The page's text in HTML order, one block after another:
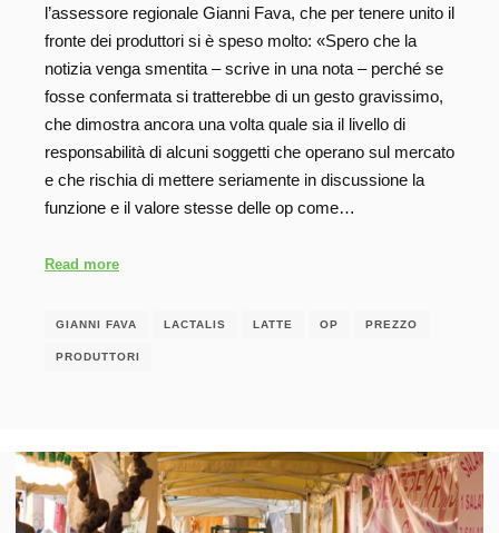
l’assessore regionale Gianni Fava, che per tenere unito il
fronte dei produttori si è speso molto: «Spero che la
notizia venga smentita – scrive in una nota – perché se
fosse confermata si tratterebbe di un gesto gravissimo,
che dimostra ancora una volta quale sia il livello di
responsabilità di alcuni soggetti che operano sul mercato
e che rischia di mettere seriamente in discussione la
funzione e il valore stesse delle op come…
Read more
GIANNI FAVA LACTALIS LATTE OP PREZZO
PRODUTTORI